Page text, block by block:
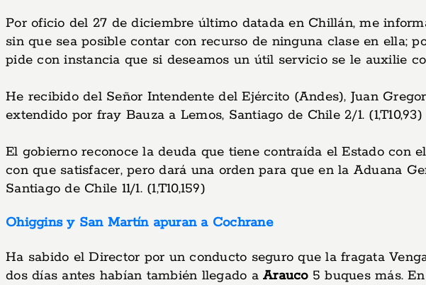
Por oficio del 27 de diciembre último datada en Chillán, me
sin que sea posible contar con recurso de ninguna clase en ella;
pide con instancia que si deseamos un útil servicio se le auxilie
He recibido del Señor Intendente del Ejército (Andes), Juan
extendido por fray Bauza a Lemos, Santiago de Chile 2/1. (1,T10,93)
El gobierno reconoce la deuda que tiene contraída el Estado
con que satisfacer, pero dará una orden para que en la Aduana
Santiago de Chile 11/1. (1,T10,159)
Ohiggins y San Martín apuran a Cochrane
Ha sabido el Director por un conducto seguro que la fragata
dos días antes habían también llegado a Arauco5 buques más.